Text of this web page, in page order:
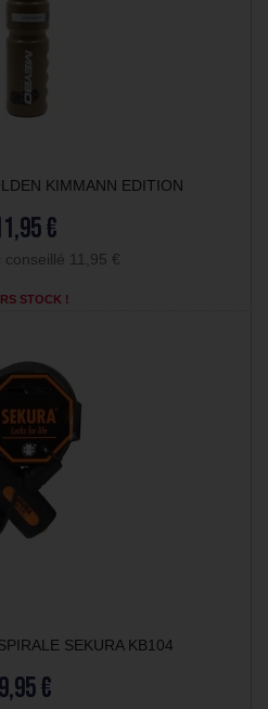
KIMMANN EDITION
€
conseillé 11,95 €
STOCK !
SEKURA KB104
9,95 €